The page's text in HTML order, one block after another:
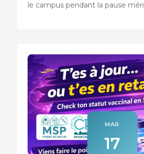
le campus pendant la pause
MAR
17